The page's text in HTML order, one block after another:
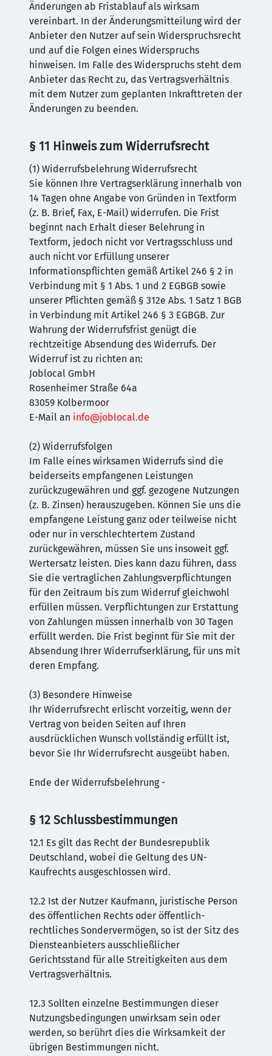
Änderungen ab Fristablauf als wirksam
vereinbart. In der Änderungsmitteilung wird der
Anbieter den Nutzer auf sein Widerspruchsrecht
und auf die Folgen eines Widerspruchs
hinweisen. Im Falle des Widerspruchs steht dem
Anbieter das Recht zu, das Vertragsverhältnis
mit dem Nutzer zum geplanten Inkrafttreten der
Änderungen zu beenden.
§ 11 Hinweis zum Widerrufsrecht
(1) Widerrufsbelehrung Widerrufsrecht
Sie können Ihre Vertragserklärung innerhalb von
14 Tagen ohne Angabe von Gründen in Textform
(z. B. Brief, Fax, E-Mail) widerrufen. Die Frist
beginnt nach Erhalt dieser Belehrung in
Textform, jedoch nicht vor Vertragsschluss und
auch nicht vor Erfüllung unserer
Informationspflichten gemäß Artikel 246 § 2 in
Verbindung mit § 1 Abs. 1 und 2 EGBGB sowie
unserer Pflichten gemäß § 312e Abs. 1 Satz 1 BGB
in Verbindung mit Artikel 246 § 3 EGBGB. Zur
Wahrung der Widerrufsfrist genügt die
rechtzeitige Absendung des Widerrufs. Der
Widerruf ist zu richten an:
Joblocal GmbH
Rosenheimer Straße 64a
83059 Kolbermoor
E-Mail an info@joblocal.de
(2) Widerrufsfolgen
Im Falle eines wirksamen Widerrufs sind die
beiderseits empfangenen Leistungen
zurückzugewähren und ggf. gezogene Nutzungen
(z. B. Zinsen) herauszugeben. Können Sie uns die
empfangene Leistung ganz oder teilweise nicht
oder nur in verschlechtertem Zustand
zurückgewähren, müssen Sie uns insoweit ggf.
Wertersatz leisten. Dies kann dazu führen, dass
Sie die vertraglichen Zahlungsverpflichtungen
für den Zeitraum bis zum Widerruf gleichwohl
erfüllen müssen. Verpflichtungen zur Erstattung
von Zahlungen müssen innerhalb von 30 Tagen
erfüllt werden. Die Frist beginnt für Sie mit der
Absendung Ihrer Widerrufserklärung, für uns mit
deren Empfang.
(3) Besondere Hinweise
Ihr Widerrufsrecht erlischt vorzeitig, wenn der
Vertrag von beiden Seiten auf Ihren
ausdrücklichen Wunsch vollständig erfüllt ist,
bevor Sie Ihr Widerrufsrecht ausgeübt haben.
Ende der Widerrufsbelehrung -
§ 12 Schlussbestimmungen
12.1 Es gilt das Recht der Bundesrepublik
Deutschland, wobei die Geltung des UN-
Kaufrechts ausgeschlossen wird.
12.2 Ist der Nutzer Kaufmann, juristische Person
des öffentlichen Rechts oder öffentlich-
rechtliches Sondervermögen, so ist der Sitz des
Diensteanbieters ausschließlicher
Gerichtsstand für alle Streitigkeiten aus dem
Vertragsverhältnis.
12.3 Sollten einzelne Bestimmungen dieser
Nutzungsbedingungen unwirksam sein oder
werden, so berührt dies die Wirksamkeit der
übrigen Bestimmungen nicht.